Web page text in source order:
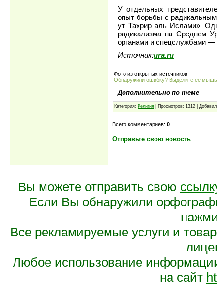
У отдельных
опыт борьбы с
ут Тахрир аль Ислами».
радикализма на Среднем
органами и спецслужбами
Источник:ura.ru
Фото из открытых источников
Обнаружили ошибку? Выделите ее
Дополнительно по теме
Категория: Религия | Просмотров: 1312 |
Всего комментариев: 0
Отправьте свою новость
Вы можете отправить свою
Если Вы обнаружили
Все рекламируемые услуги и
Любое использование
на сайт